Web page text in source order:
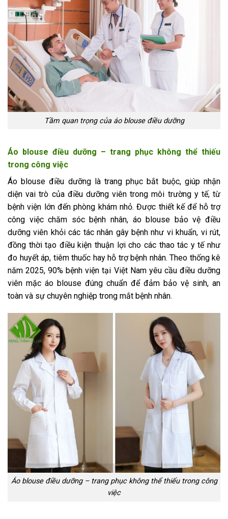
Tầm quan trọng của áo blouse điều dưỡng
Áo blouse điều dưỡng – trang phục không thể thiếu
trong công việc
Áo blouse điều dưỡng là trang phục bắt buộc, giúp nhận
diện vai trò của điều dưỡng viên trong môi trường y tế, từ
bệnh viện lớn đến phòng khám nhỏ. Được thiết kế để hỗ trợ
công việc chăm sóc bệnh nhân, áo blouse bảo vệ điều
dưỡng viên khỏi các tác nhân gây bệnh như vi khuẩn, vi rút,
đồng thời tạo điều kiện thuận lợi cho các thao tác y tế như
đo huyết áp, tiêm thuốc hay hỗ trợ bệnh nhân. Theo thống kê
năm 2025, 90% bệnh viện tại Việt Nam yêu cầu điều dưỡng
viên mặc áo blouse đúng chuẩn để đảm bảo vệ sinh, an
toàn và sự chuyên nghiệp trong mắt bệnh nhân.
Áo blouse điều dưỡng – trang phục không thể thiếu trong công
việc